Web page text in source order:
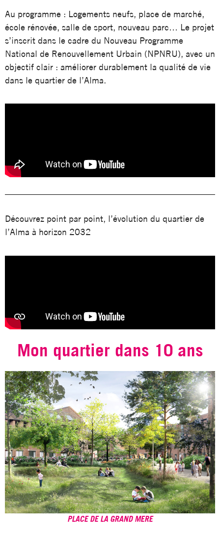
Au programme : Logements neufs, place de marché,
école rénovée, salle de sport, nouveau parc… Le projet
s’inscrit dans le cadre du Nouveau Programme
National de Renouvellement Urbain (NPNRU), avec un
objectif clair : améliorer durablement la qualité de vie
dans le quartier de l’Alma.
Découvrez point par point, l’évolution du quartier de
l’Alma à horizon 2032
Mon quartier dans 10 ans
PLACE DE LA GRAND MERE